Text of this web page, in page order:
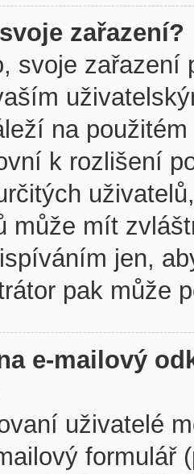
zařazení?
svoje zařazení
na
k rozlišení
může mít
jen,
pak může
e-mailový
uživatelé
formulář